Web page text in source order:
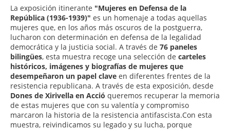
La exposición itinerante "Mujeres en Defensa de la
República (1936-1939)" es un homenaje a todas aquellas
mujeres que, en los años más oscuros de la postguerra,
lucharon con determinación en defensa de la legalidad
democrática y la justicia social. A través de 76 paneles
bilingües, esta muestra recoge una selección de carteles
históricos, imágenes y biografías de mujeres que
desempeñaron un papel clave en diferentes frentes de la
resistencia republicana. A través de esta exposición, desde
Dones de Xirivella en Acció queremos recuperar la memoria
de estas mujeres que con su valentía y compromiso
marcaron la historia de la resistencia antifascista.Con esta
muestra, reivindicamos su legado y su lucha, porque